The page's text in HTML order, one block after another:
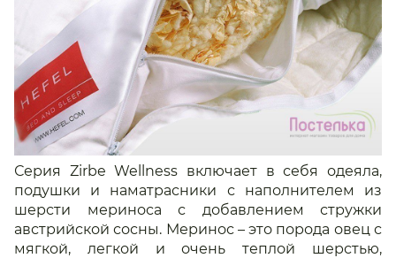
Серия Zirbe Wellness включает в себя одеяла,
подушки и наматрасники с наполнителем из
шерсти мериноса с добавлением стружки
австрийской сосны. Меринос – это порода овец с
мягкой, легкой и очень теплой шерстью,